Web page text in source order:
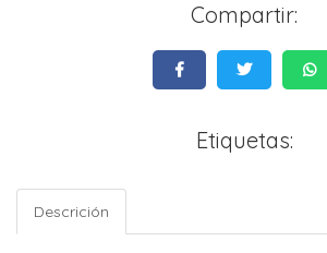
Compartir:
Etiquetas:
Descrición